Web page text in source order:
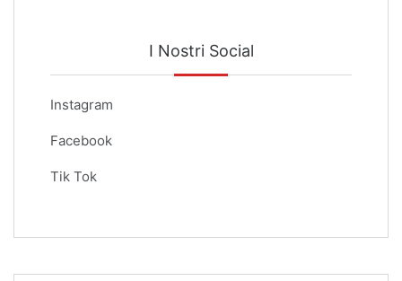
I Nostri Social
Instagram
Facebook
Tik Tok